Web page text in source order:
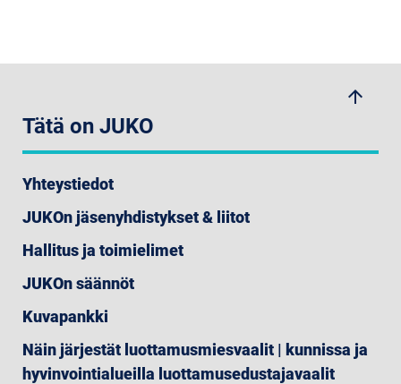
arrow_upwards
Tätä on JUKO
Yhteystiedot
JUKOn jäsenyhdistykset & liitot
Hallitus ja toimielimet
JUKOn säännöt
Kuvapankki
Näin järjestät luottamusmiesvaalit | kunnissa ja
hyvinvointialueilla luottamusedustajavaalit